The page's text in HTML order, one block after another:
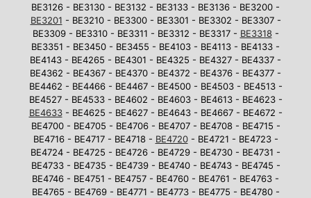
BE3126 - BE3130 - BE3132 - BE3133 - BE3136 - BE3200 -
BE3201 - BE3210 - BE3300 - BE3301 - BE3302 - BE3307 -
BE3309 - BE3310 - BE3311 - BE3312 - BE3317 - BE3318-
BE3351 - BE3450 - BE3455 - BE4103 - BE4113 - BE4133 -
BE4143 - BE4265 - BE4301 - BE4325 - BE4327 - BE4337 -
BE4362 - BE4367 - BE4370 - BE4372 - BE4376 - BE4377 -
BE4462 - BE4466 - BE4467 - BE4500 - BE4503 - BE4513 -
BE4527 - BE4533 - BE4602 - BE4603 - BE4613 - BE4623 -
BE4633- BE4625 - BE4627 - BE4643 - BE4667 - BE4672 -
BE4700 - BE4705 - BE4706 - BE4707 - BE4708 - BE4715 -
BE4716 - BE4717 - BE4718 - BE4720- BE4721 - BE4723 -
BE4724 - BE4725 - BE4726 - BE4729 - BE4730 - BE4731 -
BE4733 - BE4735 - BE4739 - BE4740 - BE4743 - BE4745 -
BE4746 - BE4751 - BE4757 - BE4760 - BE4761 - BE4763 -
BE4765 - BE4769 - BE4771 - BE4773 - BE4775 - BE4780 -